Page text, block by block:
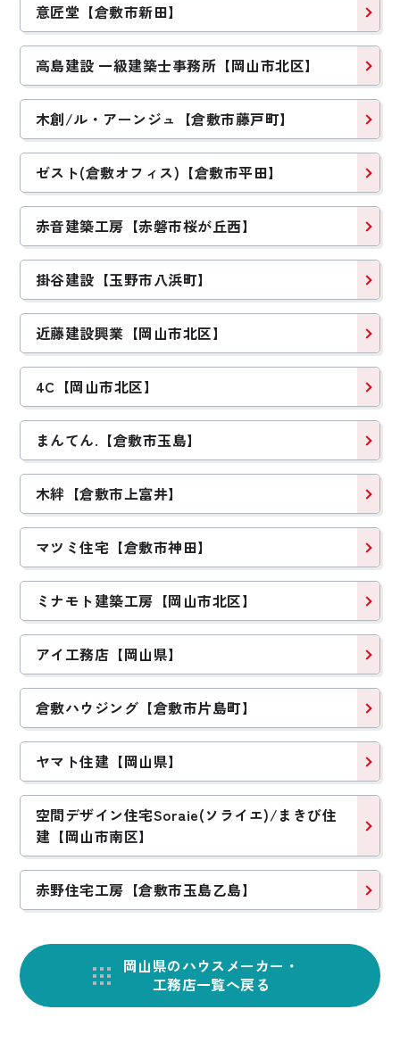
意匠堂【倉敷市新田】
高島建設 一級建築士事務所【岡山市北区】
木創/ル・アーンジュ【倉敷市藤戸町】
ゼスト(倉敷オフィス)【倉敷市平田】
赤音建築工房【赤磐市桜が丘西】
掛谷建設【玉野市八浜町】
近藤建設興業【岡山市北区】
4C【岡山市北区】
まんてん.【倉敷市玉島】
木絆【倉敷市上富井】
マツミ住宅【倉敷市神田】
ミナモト建築工房【岡山市北区】
アイ工務店【岡山県】
倉敷ハウジング【倉敷市片島町】
ヤマト住建【岡山県】
空間デザイン住宅Soraie(ソライエ)/まきび住
建【岡山市南区】
赤野住宅工房【倉敷市玉島乙島】
岡山県のハウスメーカー・
工務店一覧へ戻る